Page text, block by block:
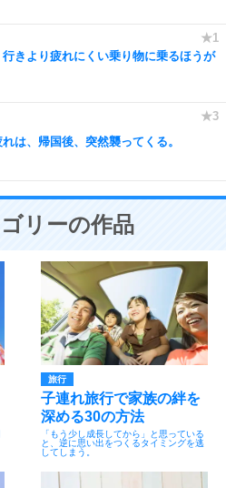
きより疲れにくい乗り物に乗るほうが
は、帰国後、突然襲ってくる。
リーの作品
旅行
子連れ旅行で家族の絆を
深める30の方法
「もう少し成長してから」と思っている
と、逆に思い出をつくるタイミングを逃
してしまう。